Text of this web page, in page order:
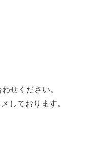
せください。
しております。